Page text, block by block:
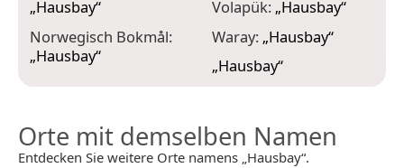
„Hausbay“
Norwegisch Bokmål:
„Hausbay“
Volapük: „Hausbay“
Waray: „Hausbay“
„Hausbay“
Orte mit demselben Namen
Entdecken Sie weitere Orte namens „Hausbay“.